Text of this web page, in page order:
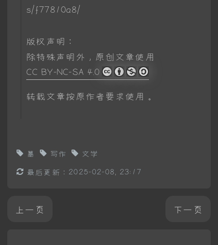
s/f77810a8/
版权声明：
除特殊声明外，原创文章使用
CC BY-NC-SA 4.0
转载文章按原作者要求使用。
墓 写作 文学
最后更新：2025-02-08, 23:17
上一页 下一页